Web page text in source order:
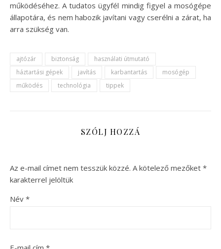
működéséhez. A tudatos ügyfél mindig figyel a mosógépe
állapotára, és nem habozik javítani vagy cserélni a zárat, ha
arra szükség van.
ajtózár biztonság
használati útmutató
háztartási gépek
javítás karbantartás
mosógép
működés
technológia tippek
SZÓLJ HOZZÁ
Az e-mail címet nem tesszük közzé. A kötelező mezőket *
karakterrel jelöltük
Név *